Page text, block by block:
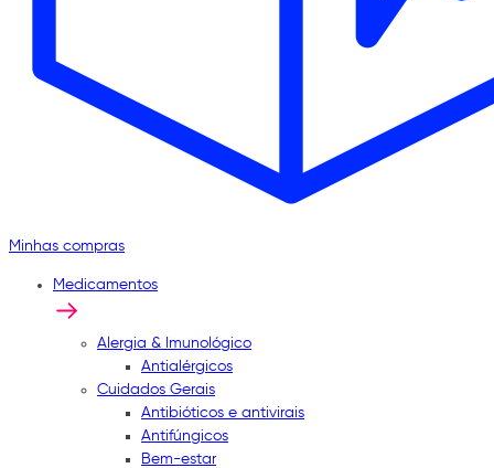
Minhas compras
Medicamentos
Alergia & Imunológico
Antialérgicos
Cuidados Gerais
Antibióticos e antivirais
Antifúngicos
Bem-estar